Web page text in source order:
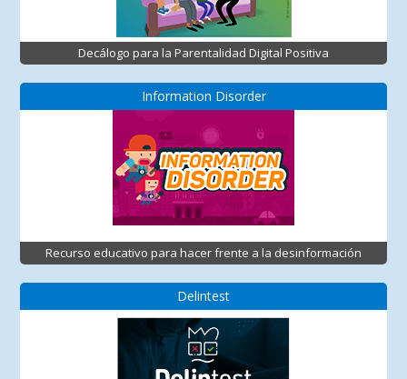
Decálogo para la Parentalidad Digital Positiva
Information Disorder
Recurso educativo para hacer frente a la desinformación
Delintest